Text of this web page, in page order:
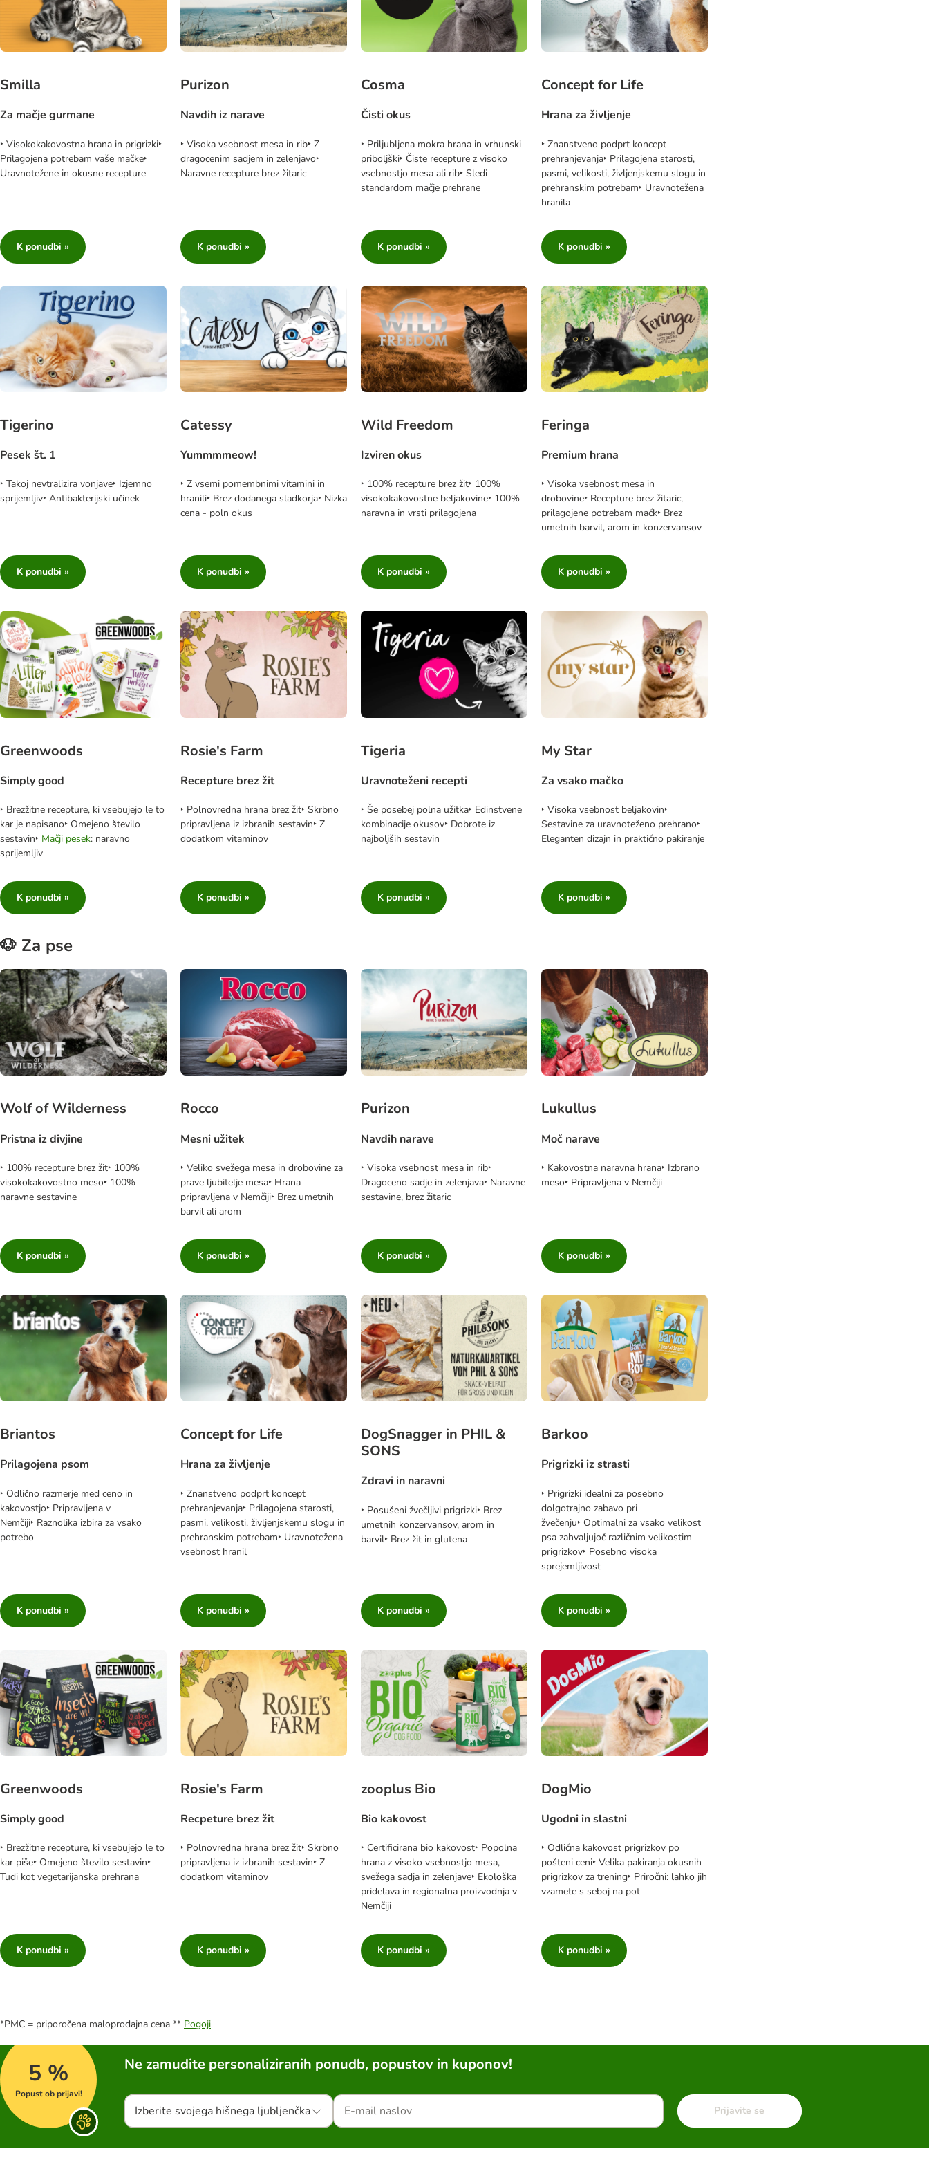
Smilla
Za mačje gurmane
‣ Visokokakovostna hrana in prigrizki‣
Prilagojena potrebam vaše mačke‣
Uravnotežene in okusne recepture
K ponudbi »
Purizon
Navdih iz narave
‣ Visoka vsebnost mesa in rib‣ Z
dragocenim sadjem in zelenjavo‣
Naravne recepture brez žitaric
K ponudbi »
Cosma
Čisti okus
‣ Priljubljena mokra hrana in vrhunski
priboljški‣ Čiste recepture z visoko
vsebnostjo mesa ali rib‣ Sledi
standardom mačje prehrane
K ponudbi »
Concept for Life
Hrana za življenje
‣ Znanstveno podprt koncept
prehranjevanja‣ Prilagojena starosti,
pasmi, velikosti, življenjskemu slogu in
prehranskim potrebam‣ Uravnotežena
hranila
K ponudbi »
Tigerino
Pesek št. 1
‣ Takoj nevtralizira vonjave‣ Izjemno
sprijemljiv‣ Antibakterijski učinek
K ponudbi »
Catessy
Yummmmeow!
‣ Z vsemi pomembnimi vitamini in
hranili‣ Brez dodanega sladkorja‣ Nizka
cena - poln okus
K ponudbi »
Wild Freedom
Izviren okus
‣ 100% recepture brez žit‣ 100%
visokokakovostne beljakovine‣ 100%
naravna in vrsti prilagojena
K ponudbi »
Feringa
Premium hrana
‣ Visoka vsebnost mesa in
drobovine‣ Recepture brez žitaric,
prilagojene potrebam mačk‣ Brez
umetnih barvil, arom in konzervansov
K ponudbi »
Greenwoods
Simply good
‣ Brezžitne recepture, ki vsebujejo le to
kar je napisano‣ Omejeno število
sestavin‣ Mačji pesek: naravno
sprijemljiv
K ponudbi »
Rosie's Farm
Recepture brez žit
‣ Polnovredna hrana brez žit‣ Skrbno
pripravljena iz izbranih sestavin‣ Z
dodatkom vitaminov
K ponudbi »
Tigeria
Uravnoteženi recepti
‣ Še posebej polna užitka‣ Edinstvene
kombinacije okusov‣ Dobrote iz
najboljših sestavin
K ponudbi »
My Star
Za vsako mačko
‣ Visoka vsebnost beljakovin‣
Sestavine za uravnoteženo prehrano‣
Eleganten dizajn in praktično pakiranje
K ponudbi »
🐶 Za pse
Wolf of Wilderness
Pristna iz divjine
‣ 100% recepture brez žit‣ 100%
visokokakovostno meso‣ 100%
naravne sestavine
K ponudbi »
Rocco
Mesni užitek
‣ Veliko svežega mesa in drobovine za
prave ljubitelje mesa‣ Hrana
pripravljena v Nemčiji‣ Brez umetnih
barvil ali arom
K ponudbi »
Purizon
Navdih narave
‣ Visoka vsebnost mesa in rib‣
Dragoceno sadje in zelenjava‣ Naravne
sestavine, brez žitaric
K ponudbi »
Lukullus
Moč narave
‣ Kakovostna naravna hrana‣ Izbrano
meso‣ Pripravljena v Nemčiji
K ponudbi »
Briantos
Prilagojena psom
‣ Odlično razmerje med ceno in
kakovostjo‣ Pripravljena v
Nemčiji‣ Raznolika izbira za vsako
potrebo
K ponudbi »
Concept for Life
Hrana za življenje
‣ Znanstveno podprt koncept
prehranjevanja‣ Prilagojena starosti,
pasmi, velikosti, življenjskemu slogu in
prehranskim potrebam‣ Uravnotežena
vsebnost hranil
K ponudbi »
DogSnagger in PHIL &
SONS
Zdravi in naravni
‣ Posušeni žvečljivi prigrizki‣ Brez
umetnih konzervansov, arom in
barvil‣ Brez žit in glutena
K ponudbi »
Barkoo
Prigrizki iz strasti
‣ Prigrizki idealni za posebno
dolgotrajno zabavo pri
žvečenju‣ Optimalni za vsako velikost
psa zahvaljujoč različnim velikostim
prigrizkov‣ Posebno visoka
sprejemljivost
K ponudbi »
Greenwoods
Simply good
‣ Brezžitne recepture, ki vsebujejo le to
kar piše‣ Omejeno število sestavin‣
Tudi kot vegetarijanska prehrana
K ponudbi »
Rosie's Farm
Recpeture brez žit
‣ Polnovredna hrana brez žit‣ Skrbno
pripravljena iz izbranih sestavin‣ Z
dodatkom vitaminov
K ponudbi »
zooplus Bio
Bio kakovost
‣ Certificirana bio kakovost‣ Popolna
hrana z visoko vsebnostjo mesa,
svežega sadja in zelenjave‣ Ekološka
pridelava in regionalna proizvodnja v
Nemčiji
K ponudbi »
DogMio
Ugodni in slastni
‣ Odlična kakovost prigrizkov po
pošteni ceni‣ Velika pakiranja okusnih
prigrizkov za trening‣ Priročni: lahko jih
vzamete s seboj na pot
K ponudbi »
*PMC = priporočena maloprodajna cena ** Pogoji
5 %
Popust ob prijavi!
Ne zamudite personaliziranih ponudb, popustov in kuponov!
Izberite svojega hišnega ljubljenčka Prijavite se